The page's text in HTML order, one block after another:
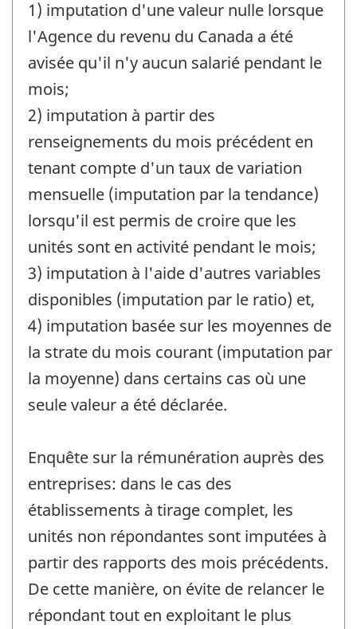
1) imputation d'une valeur nulle lorsque
l'Agence du revenu du Canada a été
avisée qu'il n'y aucun salarié pendant le
mois;
2) imputation à partir des
renseignements du mois précédent en
tenant compte d'un taux de variation
mensuelle (imputation par la tendance)
lorsqu'il est permis de croire que les
unités sont en activité pendant le mois;
3) imputation à l'aide d'autres variables
disponibles (imputation par le ratio) et,
4) imputation basée sur les moyennes de
la strate du mois courant (imputation par
la moyenne) dans certains cas où une
seule valeur a été déclarée.
Enquête sur la rémunération auprès des
entreprises: dans le cas des
établissements à tirage complet, les
unités non répondantes sont imputées à
partir des rapports des mois précédents.
De cette manière, on évite de relancer le
répondant tout en exploitant le plus